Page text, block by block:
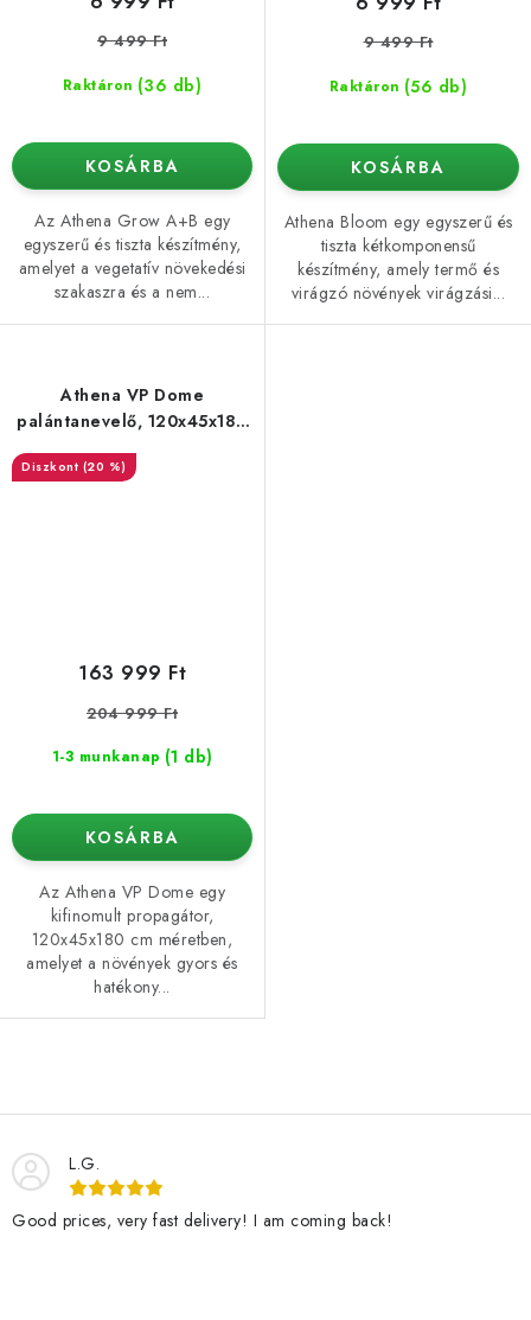
Raktáron (36 db)
9 499 Ft
KOSÁRBA
Az Athena Grow A+B egy
egyszerű és tiszta készítmény,
amelyet a vegetatív növekedési
szakaszra és a nem...
Raktáron (56 db)
9 499 Ft
KOSÁRBA
Athena Bloom egy egyszerű és
tiszta kétkomponensű
készítmény, amely termő és
virágzó növények virágzási...
Athena VP Dome
palántanevelő, 120x45x180
(20 %)
1-3 munkanap (1 db)
163 999 Ft
204 999 Ft
KOSÁRBA
Az Athena VP Dome egy
kifinomult propagátor,
120x45x180 cm méretben,
amelyet a növények gyors és
hatékony...
i
s
t
a
L.G.
Good prices, very fast delivery! I am coming back!